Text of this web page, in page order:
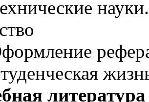
литература